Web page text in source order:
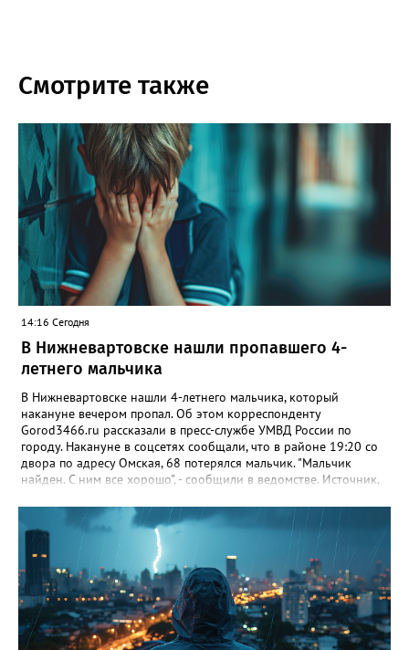
Смотрите также
14:16 Сегодня
В Нижневартовске нашли пропавшего 4-
летнего мальчика
В Нижневартовске нашли 4-летнего мальчика, который
накануне вечером пропал. Об этом корреспонденту
Gorod3466.ru рассказали в пресс-службе УМВД России по
городу. Накануне в соцсетях сообщали, что в районе 19:20 со
двора по адресу Омская, 68 потерялся мальчик. "Мальчик
найден. С ним все хорошо", - сообщили в ведомстве. Источник,
издания, что мальчик просто заблудился. По словам
собеседника, ребенок гулял с сестрой, в какой-то момент она
отвлеклась, а он убежал от нее. "Мальчик гулял, пытаясь найти
дом, но не смог. Затем его нашли прохожие и позвонили в
полицию", - добавил источник.